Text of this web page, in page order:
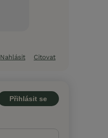
Nahlásit Citovat
Přihlásit se